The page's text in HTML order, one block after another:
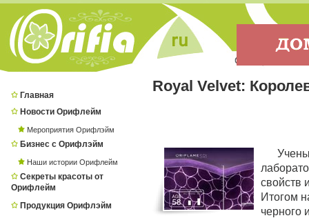
Главная
Новости Орифлейм
Мероприятия Орифлэйм
Бизнес с Орифлэйм
Наши истории Орифлейм
Секреты красоты от
Орифлейм
Продукция Орифлэйм
Royal Velvet:
свойств
Итогом
черного